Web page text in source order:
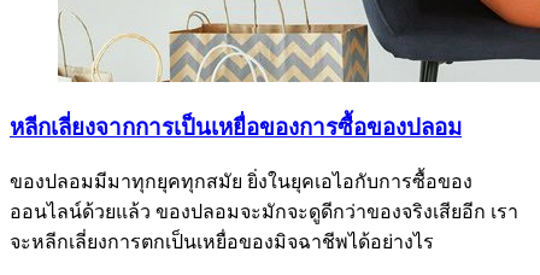
หลีกเลี่ยงจากการเป็นเหยื่อของการซื้อของปลอม
ของปลอมมีมาทุกยุคทุกสมัย ยิ่งในยุคเอไอกับการซื้อของ
ออนไลน์ด้วยแล้ว ของปลอมจะมักจะดูดีกว่าของจริงเสียอีก เรา
จะหลีกเลี่ยงการตกเป็นเหยื่อของมิจฉาชีพได้อย่างไร